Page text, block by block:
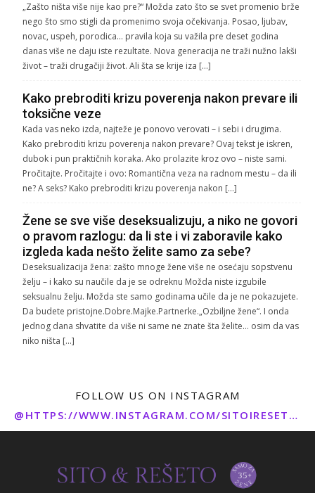
„Zašto ništa više nije kao pre?“ Možda zato što se svet promenio brže
nego što smo stigli da promenimo svoja očekivanja. Posao, ljubav,
novac, uspeh, porodica… pravila koja su važila pre deset godina
danas više ne daju iste rezultate. Nova generacija ne traži nužno lakši
život – traži drugačiji život. Ali šta se krije iza […]
Kako prebroditi krizu poverenja nakon prevare ili
toksične veze
Kada vas neko izda, najteže je ponovo verovati – i sebi i drugima.
Kako prebroditi krizu poverenja nakon prevare? Ovaj tekst je iskren,
dubok i pun praktičnih koraka. Ako prolazite kroz ovo – niste sami.
Pročitajte. Pročitajte i ovo: Romantična veza na radnom mestu – da ili
ne? A seks? Kako prebroditi krizu poverenja nakon […]
Žene se sve više deseksualizuju, a niko ne govori
o pravom razlogu: da li ste i vi zaboravile kako
izgleda kada nešto želite samo za sebe?
Deseksualizacija žena: zašto mnoge žene više ne osećaju sopstvenu
želju – i kako su naučile da je se odreknu Možda niste izgubile
seksualnu želju. Možda ste samo godinama učile da je ne pokazujete.
Da budete pristojne.Dobre.Majke.Partnerke.„Ozbiljne žene“. I onda
jednog dana shvatite da više ni same ne znate šta želite… osim da vas
niko ništa […]
FOLLOW US ON INSTAGRAM
@HTTPS://WWW.INSTAGRAM.COM/SITOIRESETO/